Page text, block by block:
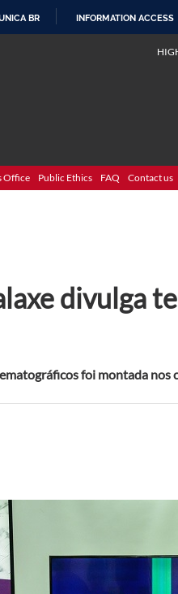
BR INFORMATION ACCESS
Office Public Ethics FAQ Contact us
divulga
foi montada nos